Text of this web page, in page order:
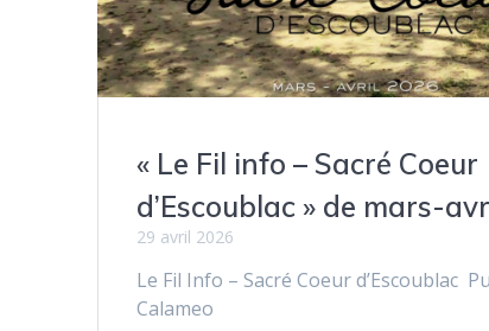
« Le Fil info – Sacré Coeur
d’Escoublac » de mars-
29 avril 2026
Le Fil Info – Sacré Coeur d’Escoublac
Calameo